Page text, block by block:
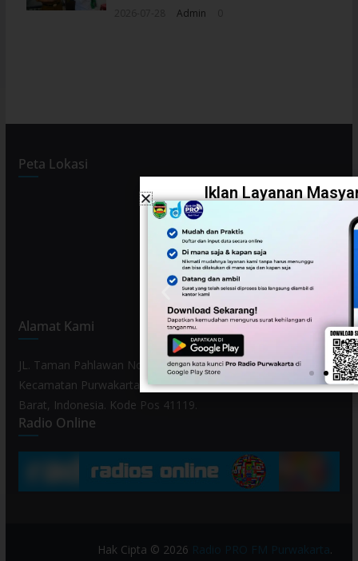
Admin
Peta Lokasi
Alamat Kami
JL. Taman Pahlawan No. 80, Kelurahan Purwamekar,
Kecamatan Purwakarta, Kabupaten Purwakarta, Provinsi Jawa
Barat, Indonesia. Kode Pos 41119.
Radio Online
Hak Cipta © 2026 Radio PRO FM Purwakarta.
Iklan Layanan